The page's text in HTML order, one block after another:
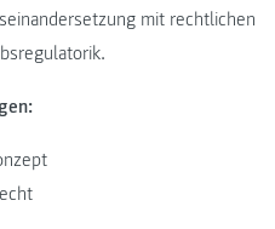
mit rechtlichen